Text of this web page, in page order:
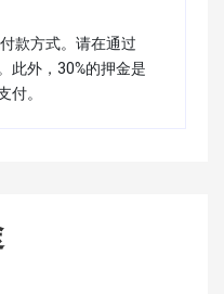
款方式。请在通过
此外，30%的押金是
付。